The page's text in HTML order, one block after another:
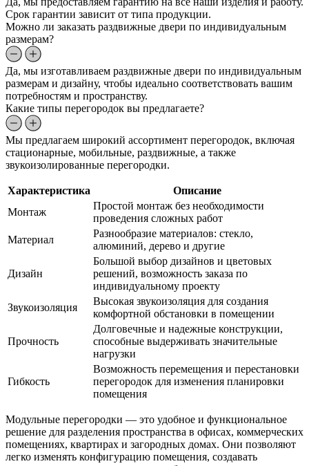
Срок гарантии зависит от типа продукции.
Можно ли заказать раздвижные двери по индивидуальным
размерам?
Да, мы изготавливаем раздвижные двери по индивидуальным
размерам и дизайну, чтобы идеально соответствовать вашим
потребностям и пространству.
Какие типы перегородок вы предлагаете?
Мы предлагаем широкий ассортимент перегородок, включая
стационарные, мобильные, раздвижные, а также
звукоизолированные перегородки.
Характеристика
Описание
Монтаж
Простой монтаж без необходимости
проведения сложных работ
Материал
Разнообразие материалов: стекло,
алюминий, дерево и другие
Дизайн
Большой выбор дизайнов и цветовых
решений, возможность заказа по
индивидуальному проекту
Звукоизоляция
Высокая звукоизоляция для создания
комфортной обстановки в помещении
Прочность
Долговечные и надежные конструкции,
способные выдерживать значительные
нагрузки
Гибкость
Возможность перемещения и перестановки
перегородок для изменения планировки
помещения
Модульные перегородки — это удобное и функциональное
решение для разделения пространства в офисах, коммерческих
помещениях, квартирах и загородных домах. Они позволяют
легко изменять конфигурацию помещения, создавать